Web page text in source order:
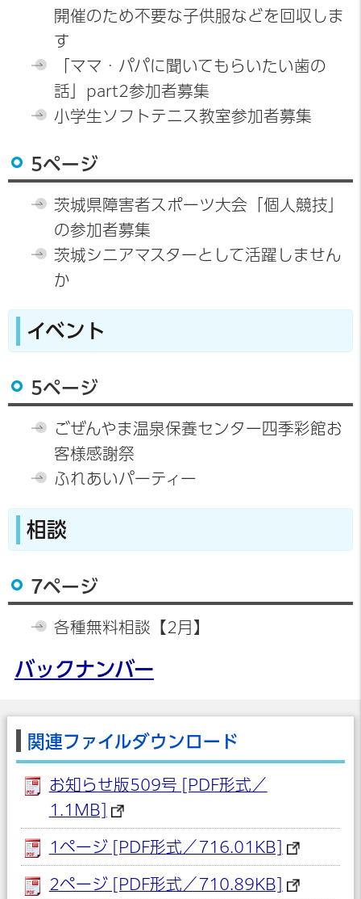
開催のため不要な子供服などを回収しま
す
「ママ・パパに聞いてもらいたい歯の
話」part2参加者募集
小学生ソフトテニス教室参加者募集
5ページ
茨城県障害者スポーツ大会「個人競技」
の参加者募集
茨城シニアマスターとして活躍しません
か
イベント
5ページ
ごぜんやま温泉保養センター四季彩館お
客様感謝祭
ふれあいパーティー
相談
7ページ
各種無料相談【2月】
バックナンバー
関連ファイルダウンロード
お知らせ版509号 [PDF形式／
1.1MB]
1ページ [PDF形式／716.01KB]
2ページ [PDF形式／710.89KB]